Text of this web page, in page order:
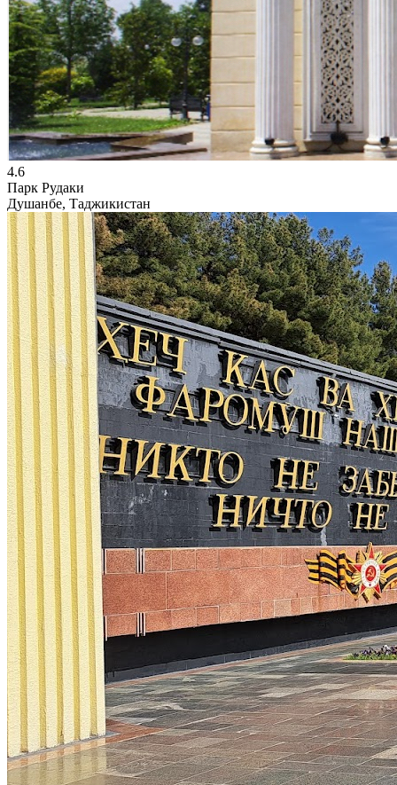
4.6
Парк Рудаки
Душанбе, Таджикистан